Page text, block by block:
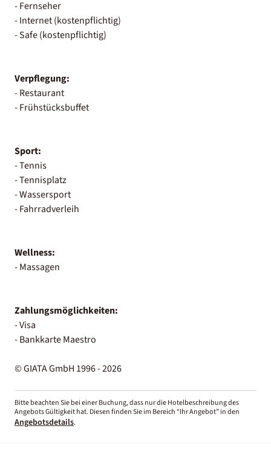
- Fernseher
- Internet (kostenpflichtig)
- Safe (kostenpflichtig)
Verpflegung:
- Restaurant
- Frühstücksbuffet
Sport:
- Tennis
- Tennisplatz
- Wassersport
- Fahrradverleih
Wellness:
- Massagen
Zahlungsmöglichkeiten:
- Visa
- Bankkarte Maestro
© GIATA GmbH 1996 - 2026
Bitte beachten Sie bei einer Buchung, dass nur die Hotelbeschreibung des
Angebots Gültigkeit hat. Diesen finden Sie im Bereich “Ihr Angebot” in den
Angebotsdetails.